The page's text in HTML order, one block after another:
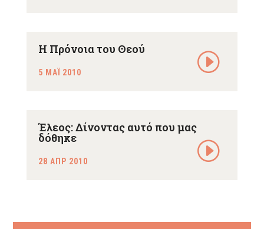
Η Πρόνοια του Θεού
5 ΜΑΪ 2010
Έλεος: Δίνοντας αυτό που μας
δόθηκε
28 ΑΠΡ 2010